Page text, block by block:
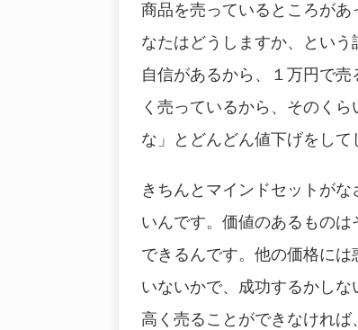
商品を売っているところが
なたはどうしますか、とい
自信があるから、１万円で
く売っているから、そのく
な」とどんどん値下げをして
きちんとマインドセットが
いんです。価値のあるもの
できるんです。他の価格に
いないかで、成功するかしな
高く売ることができなけれ